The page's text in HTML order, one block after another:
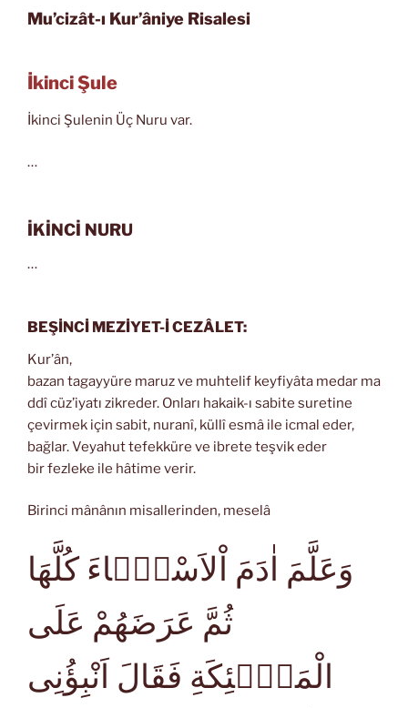
Mu’cizât-ı Kur’âniye Risalesi
İkinci Şule
İkinci Şulenin Üç Nuru var.
…
İKİNCİ NURU
…
BEŞİNCİ MEZİYET-İ CEZÂLET:
Kur’ân,
bazan tagayyüre maruz ve muhtelif keyfiyâta medar ma
ddî cüz’iyatı zikreder. Onları hakaik-ı sabite suretine
çevirmek için sabit, nuranî, küllî esmâ ile icmal eder,
bağlar. Veyahut tefekküre ve ibrete teşvik eder
bir fezleke ile hâtime verir.
Birinci mânânın misallerinden, meselâ
وَعَلَّمَ اٰدَمَ اْلاَسْمَۤاءَ كُلَّهَا
ثُمَّ عَرَضَهُمْ عَلَى
الْمَلٰۤئِكَةِ فَقَالَ اَنْبِؤُنِى